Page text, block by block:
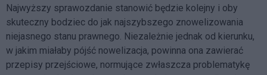
Najwyższy sprawozdanie stanowić będzie kolejny i oby
skuteczny bodziec do jak najszybszego znowelizowania
niejasnego stanu prawnego. Niezależnie jednak od kierunku,
w jakim miałaby pójść nowelizacja, powinna ona zawierać
przepisy przejściowe, normujące zwłaszcza problematykę